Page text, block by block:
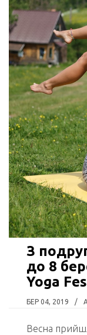
З
до 8
Yoga
БЕР 04, 2019 /
Весна